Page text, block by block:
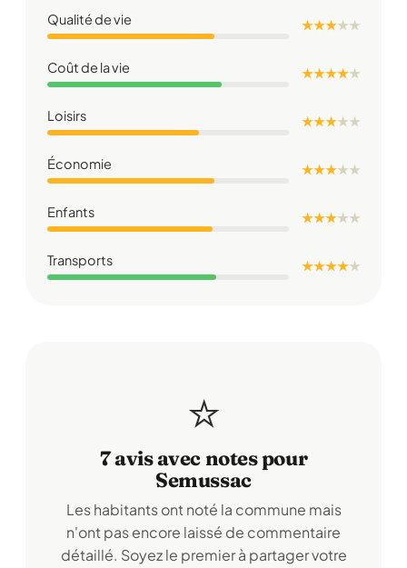
Qualité de vie ★ ★ ★★★
Coût de la vie ★ ★ ★ ★★
Loisirs ★ ★ ★★★
Économie ★ ★ ★★★
Enfants ★ ★ ★★★
Transports ★ ★ ★ ★★
⭐
7 avis avec notes pour
Semussac
Les habitants ont noté la commune mais
n'ont pas encore laissé de commentaire
détaillé. Soyez le premier à partager votre